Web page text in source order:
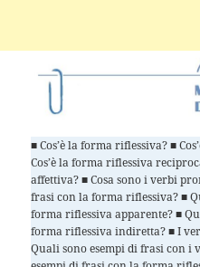
■ Cos’è la forma riflessiva? ■
Cos’è la forma riflessiva
affettiva? ■ Cosa sono i verbi
frasi con la forma riflessiva? ■
forma riflessiva apparente? ■
forma riflessiva indiretta? ■ I
Quali sono esempi di frasi con